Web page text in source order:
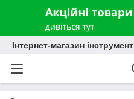
Інтернет-магазин